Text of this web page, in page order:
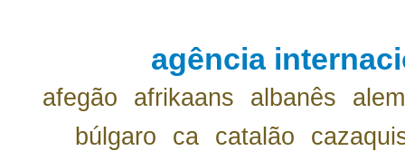
agência
afegão afrikaans albanês
búlgaro
ca catalão